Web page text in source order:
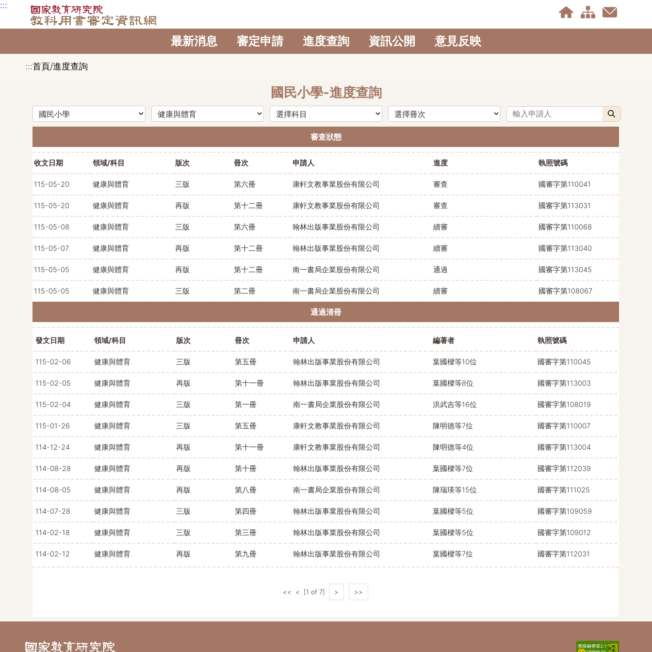
跳到主要內容區塊
:::
最新消息 審定申請 進度查詢 資訊公開 意見反映
:::首頁/進度查詢
國民小學-進度查詢
教育階段（選擇後將更新領域選項）
領域（選擇後將更新科目選項）
科目（選擇後將更新冊次選項） 申請人 搜尋
審查狀態
收文日期 領域/科目 版次 冊次 申請人 進度 執照號碼
115-05-20 健康與體育 三版 第六冊 康軒文教事業股份有限公司 審查 國審字第110041
115-05-20 健康與體育 再版 第十二冊 康軒文教事業股份有限公司 審查 國審字第113031
115-05-08 健康與體育 三版 第六冊 翰林出版事業股份有限公司 續審 國審字第110068
115-05-07 健康與體育 再版 第十二冊 翰林出版事業股份有限公司 續審 國審字第113040
115-05-05 健康與體育 再版 第十二冊 南一書局企業股份有限公司 通過 國審字第113045
115-05-05 健康與體育 三版 第二冊 南一書局企業股份有限公司 續審 國審字第108067
通過清冊
發文日期 領域/科目 版次 冊次 申請人 編著者 執照號碼
115-02-06 健康與體育 三版 第五冊 翰林出版事業股份有限公司 葉國樑等10位 國審字第110045
115-02-05 健康與體育 再版 第十一冊 翰林出版事業股份有限公司 葉國樑等8位 國審字第113003
115-02-04 健康與體育 三版 第一冊 南一書局企業股份有限公司 洪武吉等16位 國審字第108019
115-01-26 健康與體育 三版 第五冊 康軒文教事業股份有限公司 陳明德等7位 國審字第110007
114-12-24 健康與體育 再版 第十一冊 康軒文教事業股份有限公司 陳明德等4位 國審字第113004
114-08-28 健康與體育 再版 第十冊 翰林出版事業股份有限公司 葉國樑等7位 國審字第112039
114-08-05 健康與體育 再版 第八冊 南一書局企業股份有限公司 陳瑞瑛等15位 國審字第111025
114-07-28 健康與體育 三版 第四冊 翰林出版事業股份有限公司 葉國樑等5位 國審字第109059
114-02-18 健康與體育 三版 第三冊 翰林出版事業股份有限公司 葉國樑等5位 國審字第109012
114-02-12 健康與體育 再版 第九冊 翰林出版事業股份有限公司 葉國樑等7位 國審字第112031
<< < [1 of 7] > >>